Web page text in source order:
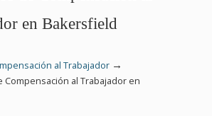
en Bakersfield
al Trabajador →
Compensación al Trabajador en